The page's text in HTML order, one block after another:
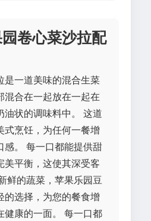
卷心菜沙拉配
是一道美味的混合生菜
混合在一起放在一起在
油状的调味料中。 这道
式烹饪，为任何一餐增
感。 每一口都能提供甜
美平衡，这使其深受客
鲜的蔬菜，苹果乐园豆
的选择，为您的餐食增
健康的一面。 每一口都